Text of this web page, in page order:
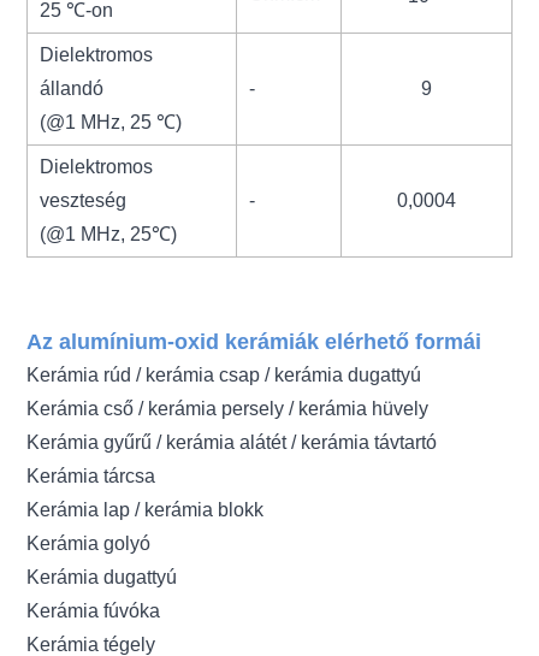
25 ℃-on
Dielektromos
állandó
(@1 MHz, 25 ℃)
- 9
Dielektromos
veszteség
(@1 MHz, 25℃)
- 0,0004
Az alumínium-oxid kerámiák elérhető formái
Kerámia rúd / kerámia csap / kerámia dugattyú
Kerámia cső / kerámia persely / kerámia hüvely
Kerámia gyűrű / kerámia alátét / kerámia távtartó
Kerámia tárcsa
Kerámia lap / kerámia blokk
Kerámia golyó
Kerámia dugattyú
Kerámia fúvóka
Kerámia tégely